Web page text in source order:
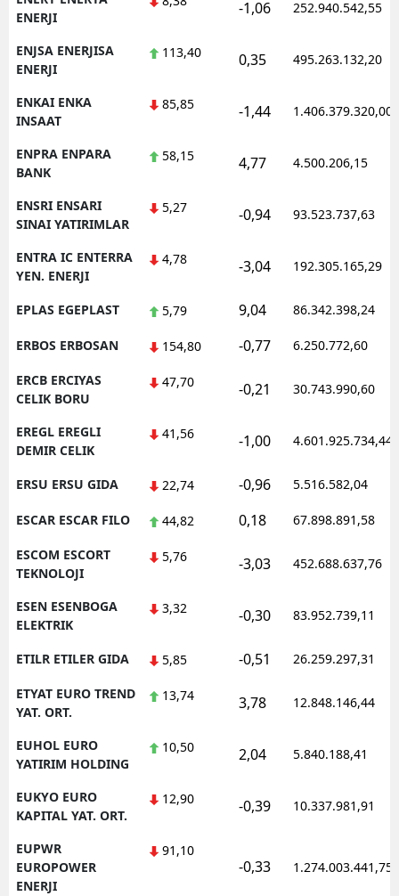
ENERJI
-1,06 252.940.542,55
ENJSA ENERJISA
ENERJI
113,40 0,35 495.263.132,20
ENKAI ENKA
INSAAT
85,85 -1,44 1.406.379.320,00
ENPRA ENPARA
BANK
58,15 4,77 4.500.206,15
ENSRI ENSARI
SINAI YATIRIMLAR
5,27 -0,94 93.523.737,63
ENTRA IC ENTERRA
YEN. ENERJI
4,78 -3,04 192.305.165,29
EPLAS EGEPLAST 5,79 9,04 86.342.398,24
ERBOS ERBOSAN 154,80 -0,77 6.250.772,60
ERCB ERCIYAS
CELIK BORU
47,70 -0,21 30.743.990,60
EREGL EREGLI
DEMIR CELIK
41,56 -1,00 4.601.925.734,44
ERSU ERSU GIDA 22,74 -0,96 5.516.582,04
ESCAR ESCAR FILO 44,82 0,18 67.898.891,58
ESCOM ESCORT
TEKNOLOJI
5,76 -3,03 452.688.637,76
ESEN ESENBOGA
ELEKTRIK
3,32 -0,30 83.952.739,11
ETILR ETILER GIDA 5,85 -0,51 26.259.297,31
ETYAT EURO TREND
YAT. ORT.
13,74 3,78 12.848.146,44
EUHOL EURO
YATIRIM HOLDING
10,50 2,04 5.840.188,41
EUKYO EURO
KAPITAL YAT. ORT.
12,90 -0,39 10.337.981,91
EUPWR
EUROPOWER
ENERJI
91,10
-0,33 1.274.003.441,75